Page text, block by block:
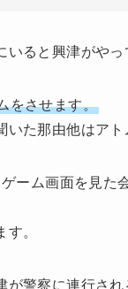
ると興津がやっ
をさせます。
た那由他はア
ーム画面を見た
。
警察に連行され